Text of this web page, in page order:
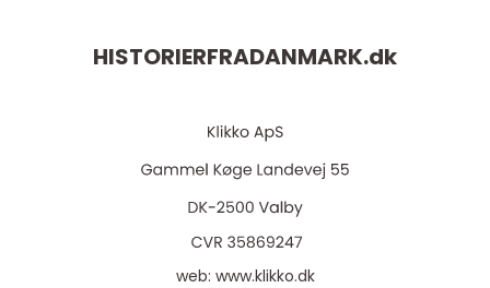
HISTORIERFRADANMARK.dk
web: www.klikko.dk